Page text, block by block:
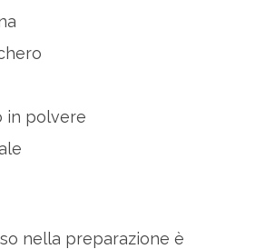
in polvere
nella preparazione è